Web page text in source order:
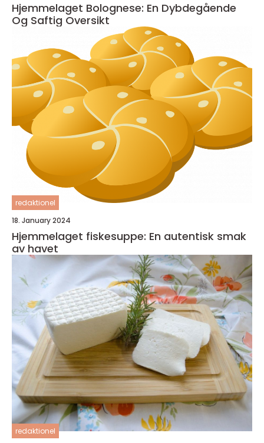
Hjemmelaget Bolognese: En Dybdegående
Og Saftig Oversikt
redaktionel
18. January 2024
Hjemmelaget fiskesuppe: En autentisk smak
av havet
redaktionel